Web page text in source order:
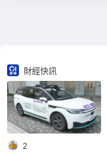
財經快訊
2